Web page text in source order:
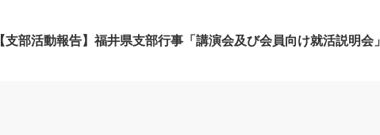
【支部活動報告】福井県支部行事「講演会及び会員向け就活説明会」